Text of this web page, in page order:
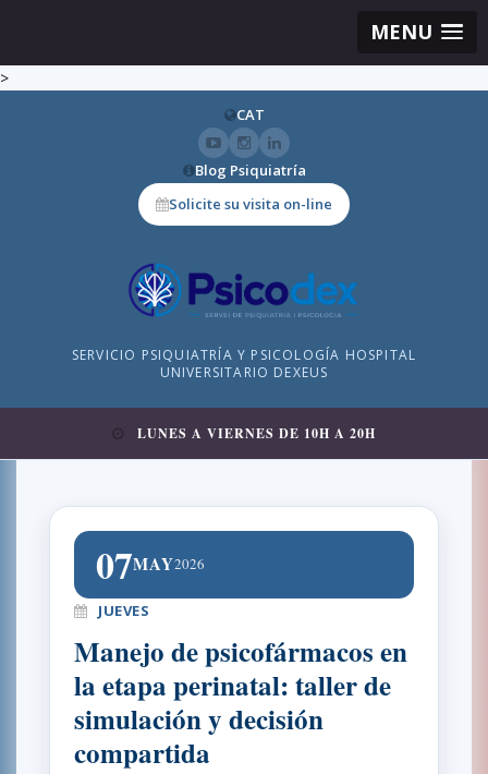
MENU
>
CAT
Blog Psiquiatría
Solicite su visita on-line
SERVICIO PSIQUIATRÍA Y PSICOLOGÍA HOSPITAL
UNIVERSITARIO DEXEUS
LUNES A VIERNES DE 10H A 20H
07MAY2026
JUEVES
Manejo de psicofármacos en
la etapa perinatal: taller de
simulación y decisión
compartida